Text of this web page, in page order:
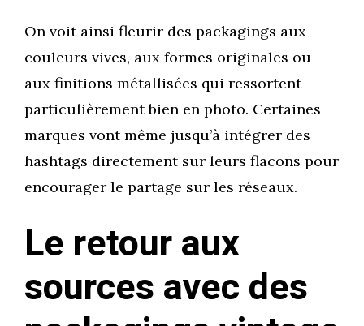
On voit ainsi fleurir des packagings aux
couleurs vives, aux formes originales ou
aux finitions métallisées qui ressortent
particulièrement bien en photo. Certaines
marques vont même jusqu’à intégrer des
hashtags directement sur leurs flacons pour
encourager le partage sur les réseaux.
Le retour aux
sources avec des